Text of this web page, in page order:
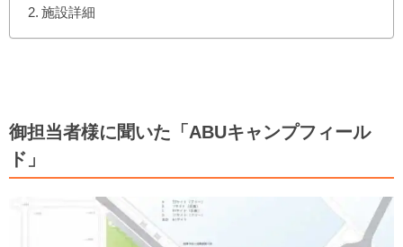
施設詳細
御担当者様に聞いた「ABUキャンプフィール
ド」